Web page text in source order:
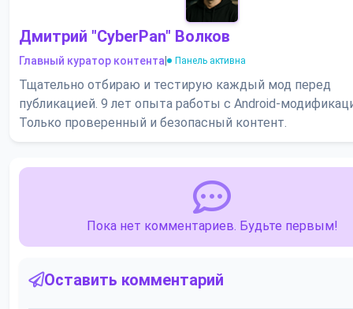
Дмитрий "CyberPan" Волков
Главный куратор контента Панель активна
Тщательно отбираю и тестирую каждый мод перед
публикацией. 9 лет опыта работы с Android-
Только проверенный и безопасный контент.
Пока нет комментариев. Будьте первым!
Оставить комментарий